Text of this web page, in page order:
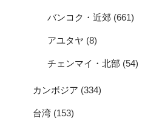
バンコク・近郊 (661)
アユタヤ (8)
チェンマイ・北部 (54)
カンボジア (334)
台湾 (153)